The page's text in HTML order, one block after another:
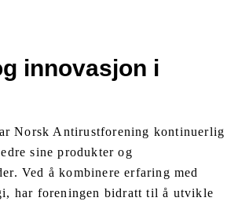
innovasjon i
Norsk Antirustforening kontinuerlig
sine produkter og
Ved å kombinere erfaring med
har foreningen bidratt til å utvikle